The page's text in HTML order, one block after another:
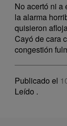
No acertó ni a
la alarma
quisieron
Cayó de cara
congestión
Publicado el
Leído .